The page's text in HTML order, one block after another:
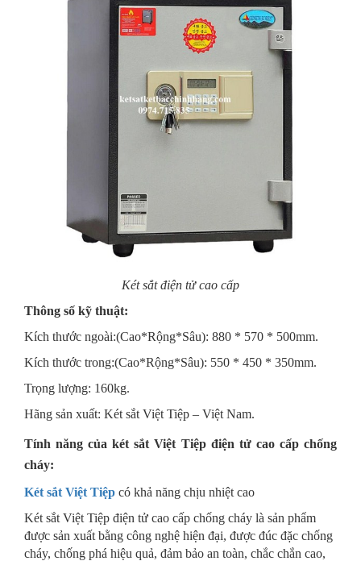
Két sắt điện tử cao cấp
Thông số kỹ thuật:
Kích thước ngoài:(Cao*Rộng*Sâu): 880 * 570 * 500mm.
Kích thước trong:(Cao*Rộng*Sâu): 550 * 450 * 350mm.
Trọng lượng: 160kg.
Hãng sản xuất: Két sắt Việt Tiệp – Việt Nam.
Tính năng của két sắt Việt Tiệp điện tử cao cấp chống
cháy:
Két sắt Việt Tiệp có khả năng chịu nhiệt cao
Két sắt Việt Tiệp điện tử cao cấp chống cháy là sản phẩm
được sản xuất bằng công nghệ hiện đại, được đúc đặc chống
cháy, chống phá hiệu quả, đảm bảo an toàn, chắc chắn cao,